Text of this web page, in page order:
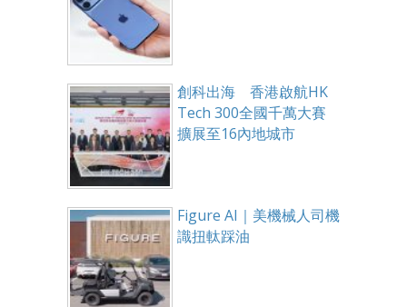
創科出海 香港啟航HK
Tech 300全國千萬大賽
擴展至16內地城市
Figure AI｜美機械人司機
識扭軚踩油